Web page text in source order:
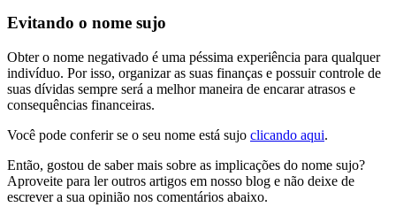
Evitando o nome sujo
Obter o nome negativado é uma péssima experiência para qualquer
indivíduo. Por isso, organizar as suas finanças e possuir controle de
suas dívidas sempre será a melhor maneira de encarar atrasos e
consequências financeiras.
Você pode conferir se o seu nome está sujo clicando aqui.
Então, gostou de saber mais sobre as implicações do nome sujo?
Aproveite para ler outros artigos em nosso blog e não deixe de
escrever a sua opinião nos comentários abaixo.